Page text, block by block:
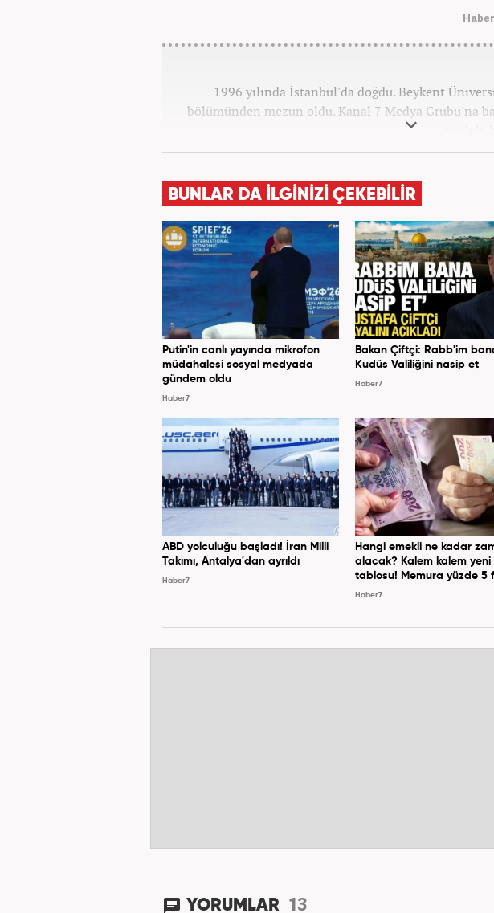
1996 yılında İstanbul'da doğdu. Beykent
bölümünden mezun oldu. Kanal 7 Medya Grubu'na
BUNLAR DA İLGİNİZİ ÇEKEBİLİR
Putin'in canlı yayında mikrofon
müdahalesi sosyal medyada
gündem oldu
Haber7
Bakan Çiftçi: Rabb'im
Kudüs Valiliğini nasip et
Haber7
ABD yolculuğu başladı! İran Milli
Takımı, Antalya'dan ayrıldı
Haber7
Hangi emekli ne kadar
alacak? Kalem kalem yeni
tablosu! Memura yüzde 5
Haber7
YORUMLAR 13